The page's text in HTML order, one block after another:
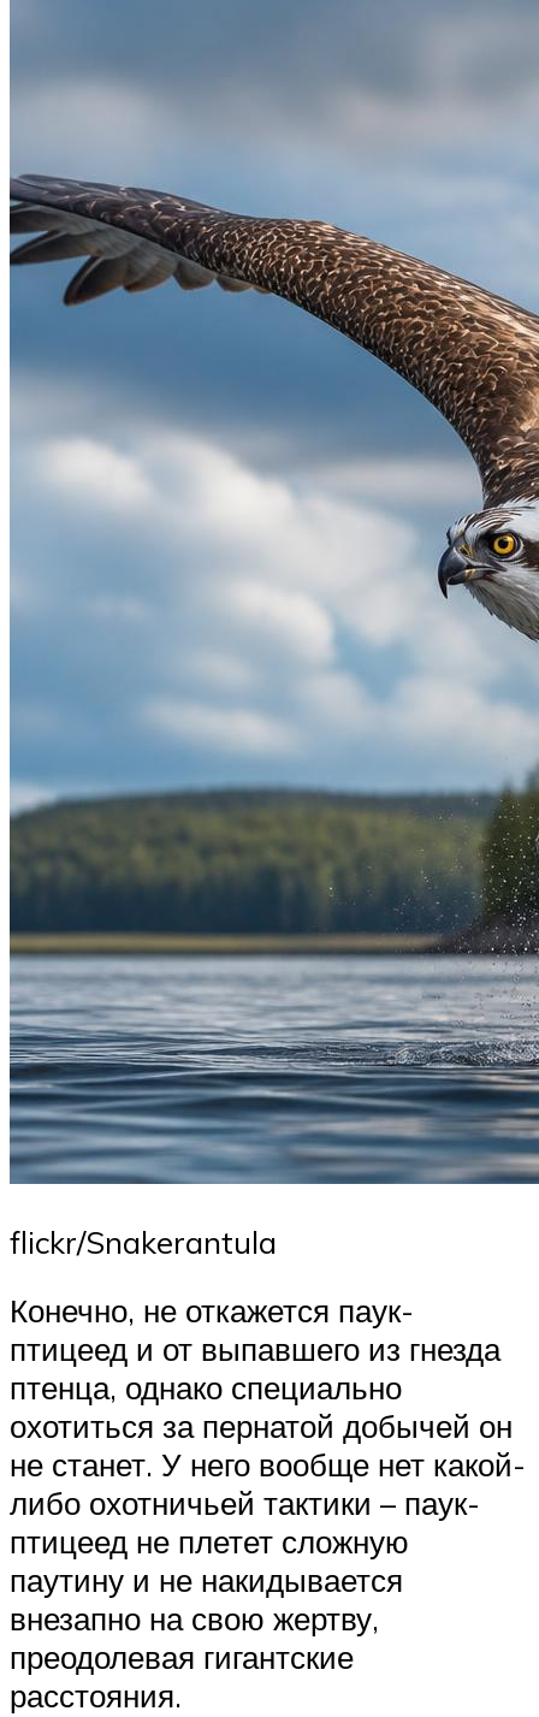
flickr/Snakerantula
Конечно, не откажется паук-
птицеед и от выпавшего из гнезда
птенца, однако специально
охотиться за пернатой добычей он
не станет. У него вообще нет какой-
либо охотничьей тактики – паук-
птицеед не плетет сложную
паутину и не накидывается
внезапно на свою жертву,
преодолевая гигантские
расстояния.